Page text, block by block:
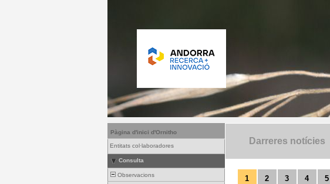
Pàgina d'inici d'Ornitho
Entitats col·laboradores
Consulta
Observacions
Darreres notícies
1 2 3 4 5